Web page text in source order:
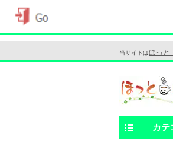
当サイトはほっと
カテ